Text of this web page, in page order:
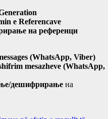
e Referencave
на референци
(WhatsApp, Viber)
mesazheve (WhatsApp,
дешифрирање на